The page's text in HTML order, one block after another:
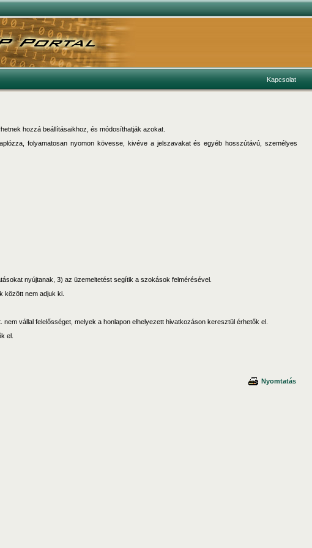
Kapcsolat
hozzá beállításaikhoz, és módosíthatják azokat.
folyamatosan nyomon kövesse, kivéve a jelszavakat és egyéb hosszútávú, személyes
nyújtanak, 3) az üzemeltetést segítik a szokások felmérésével.
között nem adjuk ki.
vállal felelősséget, melyek a honlapon elhelyezett hivatkozáson keresztül érhetők el.
el.
Nyomtatás